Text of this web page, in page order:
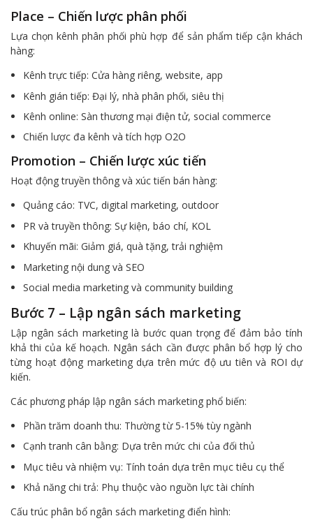
Place – Chiến lược phân phối
Lựa chọn kênh phân phối phù hợp để sản phẩm tiếp cận khách
hàng:
Kênh trực tiếp: Cửa hàng riêng, website, app
Kênh gián tiếp: Đại lý, nhà phân phối, siêu thị
Kênh online: Sàn thương mại điện tử, social commerce
Chiến lược đa kênh và tích hợp O2O
Promotion – Chiến lược xúc tiến
Hoạt động truyền thông và xúc tiến bán hàng:
Quảng cáo: TVC, digital marketing, outdoor
PR và truyền thông: Sự kiện, báo chí, KOL
Khuyến mãi: Giảm giá, quà tặng, trải nghiệm
Marketing nội dung và SEO
Social media marketing và community building
Bước 7 – Lập ngân sách marketing
Lập ngân sách marketing là bước quan trọng để đảm bảo tính
khả thi của kế hoạch. Ngân sách cần được phân bổ hợp lý cho
từng hoạt động marketing dựa trên mức độ ưu tiên và ROI dự
kiến.
Các phương pháp lập ngân sách marketing phổ biến:
Phần trăm doanh thu: Thường từ 5-15% tùy ngành
Cạnh tranh cân bằng: Dựa trên mức chi của đối thủ
Mục tiêu và nhiệm vụ: Tính toán dựa trên mục tiêu cụ thể
Khả năng chi trả: Phụ thuộc vào nguồn lực tài chính
Cấu trúc phân bổ ngân sách marketing điển hình: